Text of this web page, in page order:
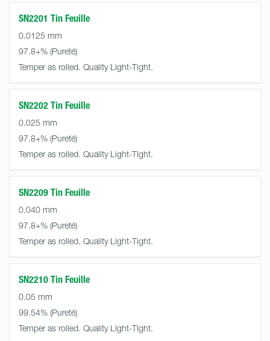
SN2201 Tin Feuille
0.0125 mm
97.8+%
Temper as rolled. Quality Light-Tight.
SN2202 Tin Feuille
0.025 mm
97.8+%
Temper as rolled. Quality Light-Tight.
SN2209 Tin Feuille
0.040 mm
97.8+%
Temper as rolled. Quality Light-Tight.
SN2210 Tin Feuille
0.05 mm
99.54%
Temper as rolled. Quality Light-Tight.